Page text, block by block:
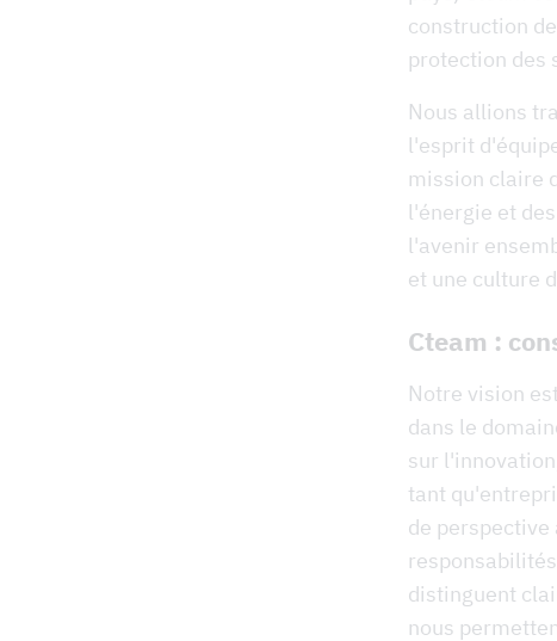
construction
protection des
Nous allions
l'esprit
mission claire
l'énergie et
l'avenir
et une culture
Cteam :
Notre vision
dans le
sur
tant
de
distinguent
nous